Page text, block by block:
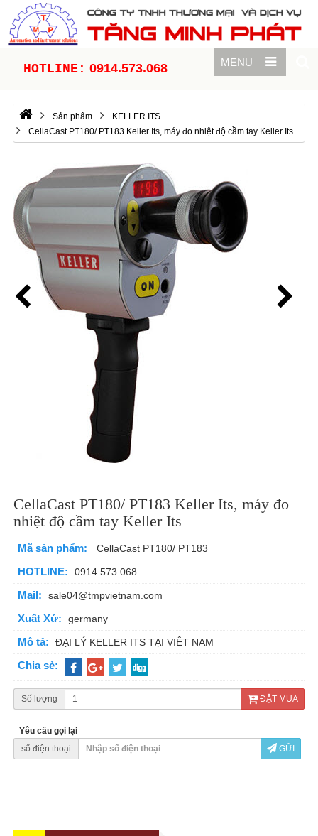
HOTLINE: 0914.573.068 MENU
Sản phẩm
KELLER ITS
CellaCast PT180/ PT183 Keller Its, máy đo nhiệt độ cầm tay Keller Its
CellaCast PT180/ PT183 Keller Its, máy đo
nhiệt độ cầm tay Keller Its
Mã sản phẩm: CellaCast PT180/ PT183
HOTLINE: 0914.573.068
Mail: sale04@tmpvietnam.com
Xuất Xứ: germany
Mô tả: ĐẠI LÝ KELLER ITS TẠI VIÊT NAM
Chia sẻ:
Số lượng ĐẶT MUA
Yêu cầu gọi lại
số điện thoại
GỬI